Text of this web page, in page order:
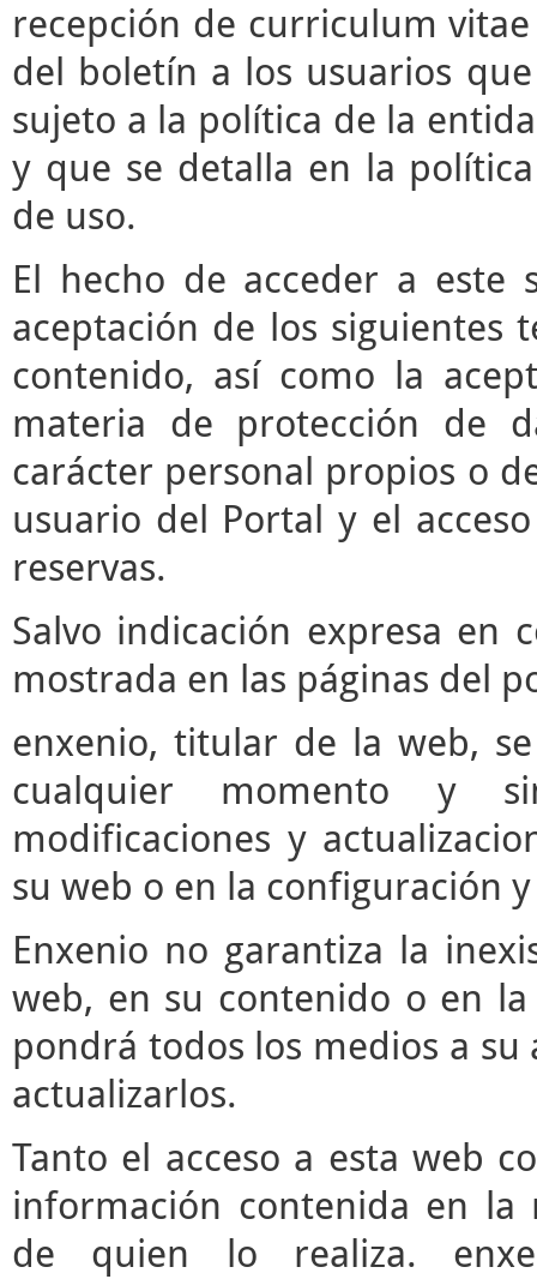
recepción de curriculum
del boletín a los usuarios
sujeto a la política de la
y que se detalla en la
de uso.
El hecho de acceder a
aceptación de los siguientes
contenido, así como la
materia de protección de
carácter personal propios o
usuario del Portal y el
reservas.
Salvo indicación expresa en
mostrada en las páginas del
enxenio, titular de la web,
cualquier momento y
modificaciones y
su web o en la configuración
Enxenio no garantiza la
web, en su contenido o en
pondrá todos los medios a
actualizarlos.
Tanto el acceso a esta web
información contenida en la
de quien lo realiza.